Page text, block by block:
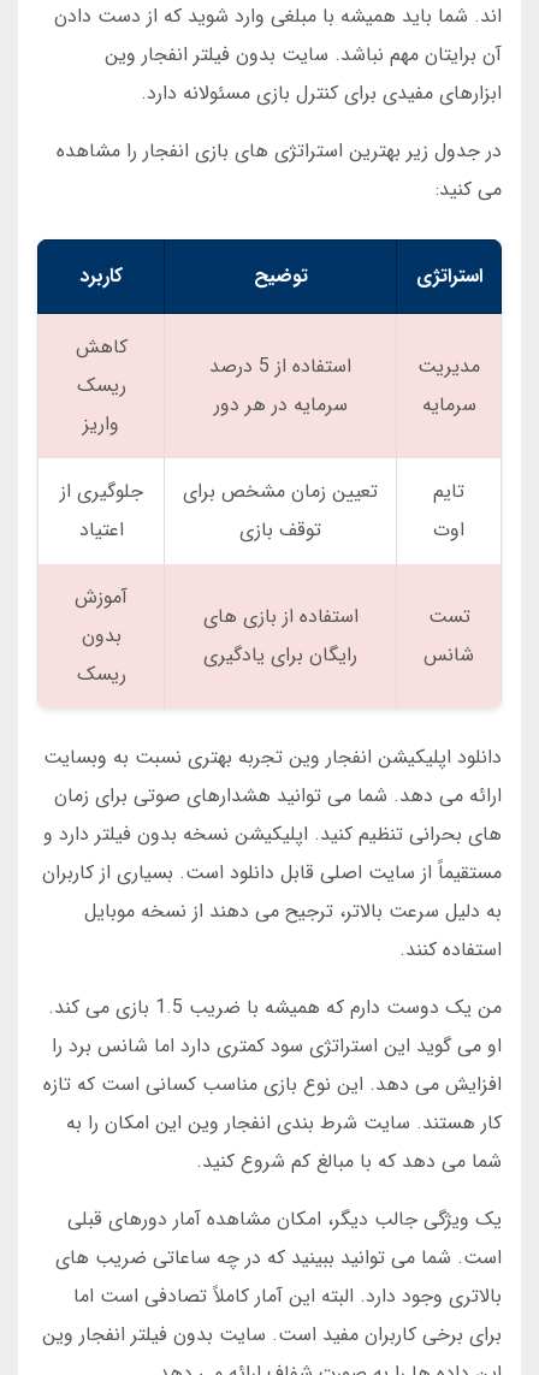
اند. شما باید همیشه با مبلغی وارد شوید که از دست دادن
آن برایتان مهم نباشد. سایت بدون فیلتر انفجار وین
ابزارهای مفیدی برای کنترل بازی مسئولانه دارد.
در جدول زیر بهترین استراتژی های بازی انفجار را مشاهده
می کنید:
استراتژی توضیح کاربرد
مدیریت
سرمایه
استفاده از 5 درصد
سرمایه در هر دور
کاهش
ریسک
واریز
تایم
اوت
تعیین زمان مشخص برای
توقف بازی
جلوگیری از
اعتیاد
تست
شانس
استفاده از بازی های
رایگان برای یادگیری
آموزش
بدون
ریسک
دانلود اپلیکیشن انفجار وین تجربه بهتری نسبت به وبسایت
ارائه می دهد. شما می توانید هشدارهای صوتی برای زمان
های بحرانی تنظیم کنید. اپلیکیشن نسخه بدون فیلتر دارد و
مستقیماً از سایت اصلی قابل دانلود است. بسیاری از کاربران
به دلیل سرعت بالاتر، ترجیح می دهند از نسخه موبایل
استفاده کنند.
من یک دوست دارم که همیشه با ضریب 1.5 بازی می کند.
او می گوید این استراتژی سود کمتری دارد اما شانس برد را
افزایش می دهد. این نوع بازی مناسب کسانی است که تازه
کار هستند. سایت شرط بندی انفجار وین این امکان را به
شما می دهد که با مبالغ کم شروع کنید.
یک ویژگی جالب دیگر، امکان مشاهده آمار دورهای قبلی
است. شما می توانید ببینید که در چه ساعاتی ضریب های
بالاتری وجود دارد. البته این آمار کاملاً تصادفی است اما
برای برخی کاربران مفید است. سایت بدون فیلتر انفجار وین